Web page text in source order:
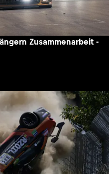
Zusammenarbeit -